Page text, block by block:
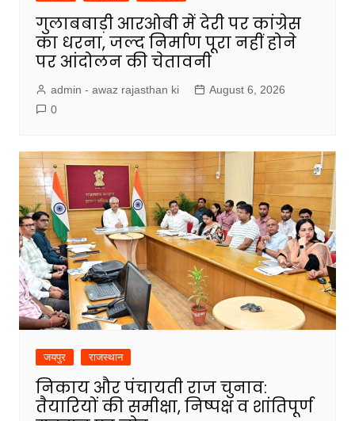
गुलाबबाड़ी आरओबी में देरी पर कांग्रेस
का धरना, जल्द निर्माण पूरा नहीं होने
पर आंदोलन की चेतावनी
admin - awaz rajasthan ki
August 6, 2026
0
जयपुर राजस्थान
निकाय और पंचायती राज चुनाव:
तैयारियों की समीक्षा, निष्पक्ष व शांतिपूर्ण